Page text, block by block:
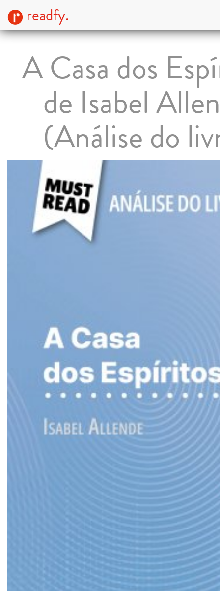
readfy.
A Casa dos
de Isabel
(Análise do